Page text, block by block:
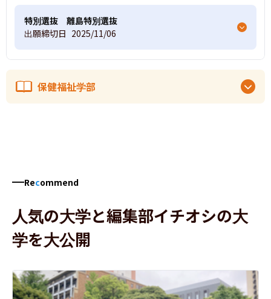
特別選抜 離島特別選抜
出願締切日 2025/11/06
保健福祉学部
Recommend
人気の大学と編集部イチオシの大
学を大公開